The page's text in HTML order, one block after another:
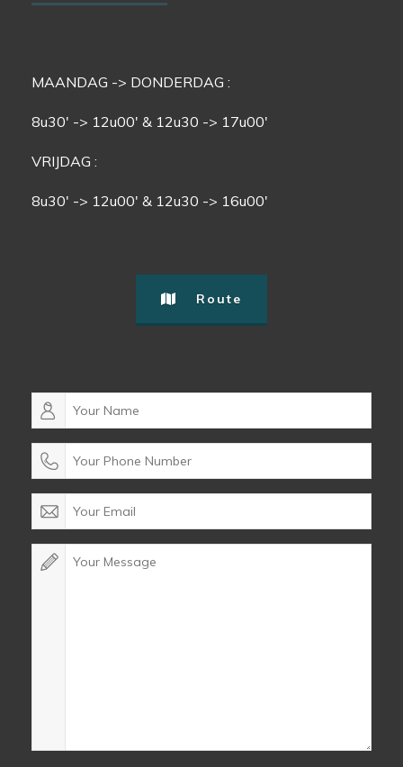
MAANDAG -> DONDERDAG :
8u30′ -> 12u00′ & 12u30 -> 17u00′
VRIJDAG :
8u30′ -> 12u00′ & 12u30 -> 16u00′
Route